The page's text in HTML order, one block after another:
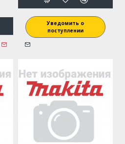
Уведомить о
поступлении